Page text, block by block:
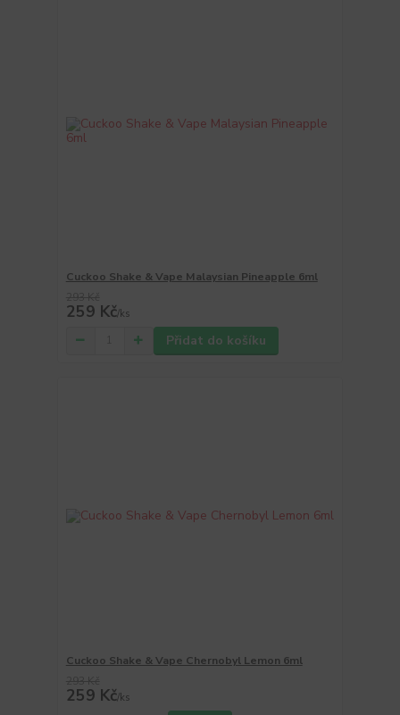
Cuckoo Shake & Vape Malaysian Pineapple 6ml
259 Kč/ks
Přidat do košíku
Cuckoo Shake & Vape Chernobyl Lemon 6ml
259 Kč/ks